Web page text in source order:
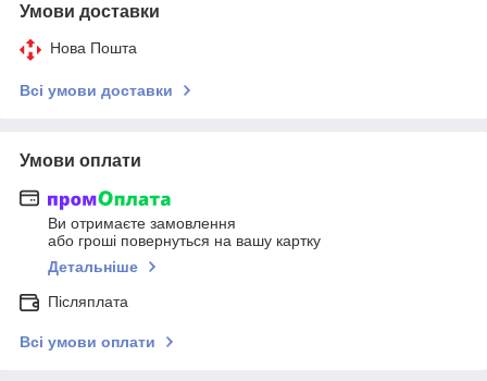
Умови доставки
Нова Пошта
Всі умови доставки
Умови оплати
Ви отримаєте замовлення
або гроші повернуться на вашу картку
Детальніше
Післяплата
Всі умови оплати